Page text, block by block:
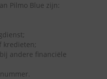
Pilmo Blue zijn:
kredieten;
andere financiële